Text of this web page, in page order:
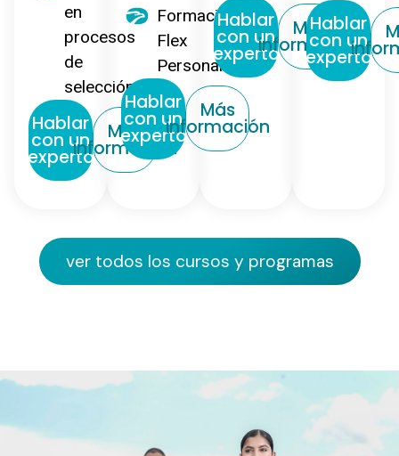
en
procesos
de
selección
Hablar
con un
experto
Más
información
Formacion
Flex
Personalizada
Hablar
con un
experto
Más
información
Hablar
con un
experto
Más
información
Hablar
con un
experto
ver todos los cursos y programas